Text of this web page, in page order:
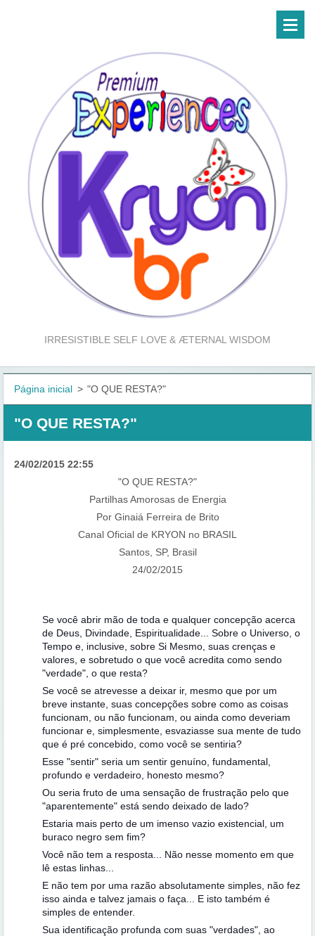
IRRESISTIBLE SELF LOVE & ÆTERNAL WISDOM
Página inicial > "O QUE RESTA?"
"O QUE RESTA?"
24/02/2015 22:55
"O QUE RESTA?"
Partilhas Amorosas de Energia
Por Ginaiá Ferreira de Brito
Canal Oficial de KRYON no BRASIL
Santos, SP, Brasil
24/02/2015
Se você abrir mão de toda e qualquer concepção acerca
de Deus, Divindade, Espiritualidade... Sobre o Universo, o
Tempo e, inclusive, sobre Si Mesmo, suas crenças e
valores, e sobretudo o que você acredita como sendo
"verdade", o que resta?
Se você se atrevesse a deixar ir, mesmo que por um
breve instante, suas concepções sobre como as coisas
funcionam, ou não funcionam, ou ainda como deveriam
funcionar e, simplesmente, esvaziasse sua mente de tudo
que é pré concebido, como você se sentiria?
Esse "sentir" seria um sentir genuíno, fundamental,
profundo e verdadeiro, honesto mesmo?
Ou seria fruto de uma sensação de frustração pelo que
"aparentemente" está sendo deixado de lado?
Estaria mais perto de um imenso vazio existencial, um
buraco negro sem fim?
Você não tem a resposta... Não nesse momento em que
lê estas linhas...
E não tem por uma razão absolutamente simples, não fez
isso ainda e talvez jamais o faça... E isto também é
simples de entender.
Sua identificação profunda com suas "verdades", ao